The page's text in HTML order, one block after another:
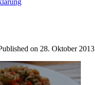
on 28. Oktober 2013